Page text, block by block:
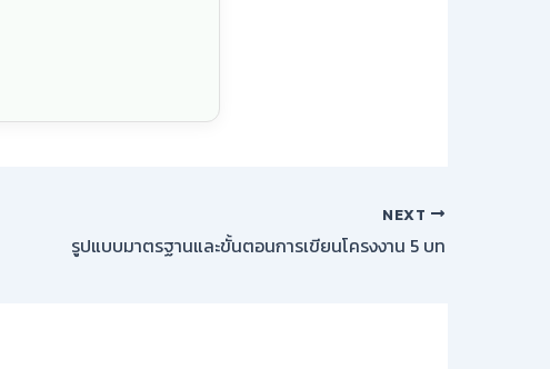
NEXT
รูปแบบมาตรฐานและขั้นตอนการเขียนโครงงาน 5 บท